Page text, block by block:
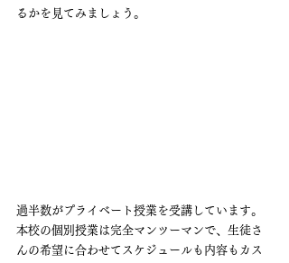
るかを見てみましょう。
過半数がプライベート授業を受講しています。
本校の個別授業は完全マンツーマンで、生徒さ
んの希望に合わせてスケジュールも内容もカス